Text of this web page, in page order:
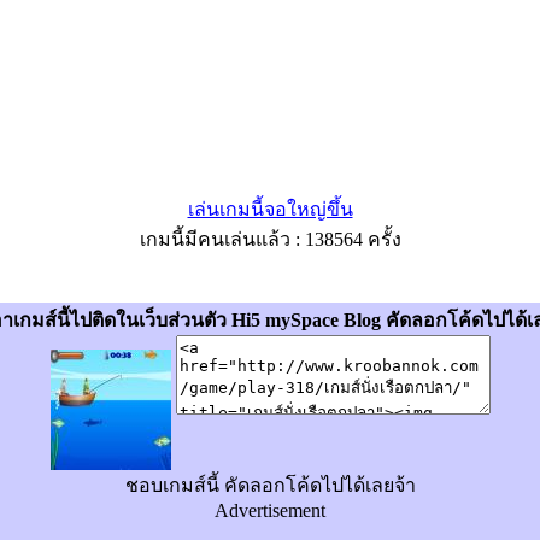
เล่นเกมนี้จอใหญ่ขึ้น
เกมนี้มีคนเล่นแล้ว : 138564 ครั้ง
าเกมส์นี้ไปติดในเว็บส่วนตัว Hi5 mySpace Blog คัดลอกโค้ดไปได้เ
ชอบเกมส์นี้ คัดลอกโค้ดไปได้เลยจ้า
Advertisement